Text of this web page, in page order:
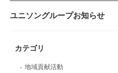
ユニソングループお知らせ
カテゴリ
地域貢献活動